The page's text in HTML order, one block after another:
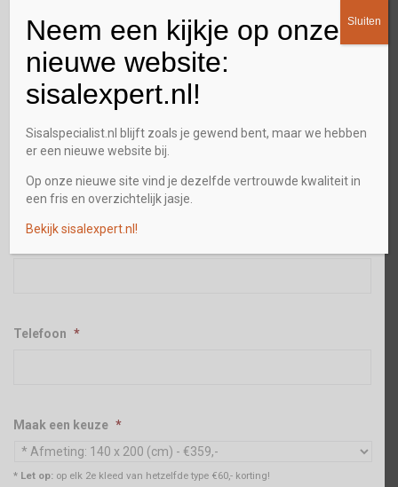
Postcode
Telefoon *
Maak een keuze *
* Let op: op elk 2e kleed van hetzelfde type €60,- korting!
Neem een kijkje op onze
nieuwe website:
sisalexpert.nl!
Sisalspecialist.nl blijft zoals je gewend bent, maar we hebben
er een nieuwe website bij.
Op onze nieuwe site vind je dezelfde vertrouwde kwaliteit in
een fris en overzichtelijk jasje.
Bekijk sisalexpert.nl!
Sluiten